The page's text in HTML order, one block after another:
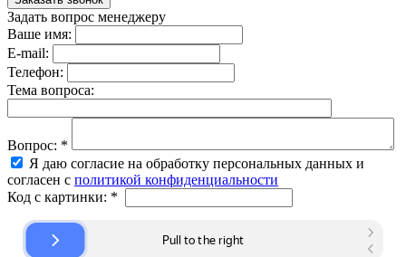
Задать вопрос менеджеру
Ваше имя:
E-mail:
Телефон:
Тема вопроса:
Вопрос: *
Я даю согласие на обработку персональных данных и
согласен с политикой конфиденциальности
Код с картинки: *